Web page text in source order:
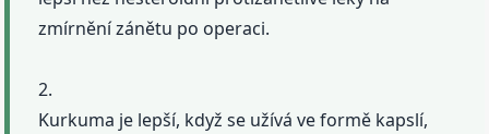
zmírnění zánětu po operaci.
2.
Kurkuma je lepší, když se užívá ve formě kapslí,